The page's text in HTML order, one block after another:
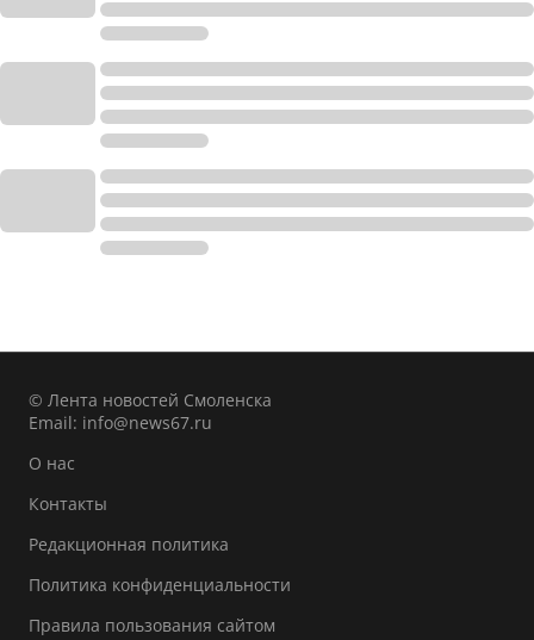
© Лента новостей Смоленска
Email: info@news67.ru
О нас
Контакты
Редакционная политика
Политика конфиденциальности
Правила пользования сайтом